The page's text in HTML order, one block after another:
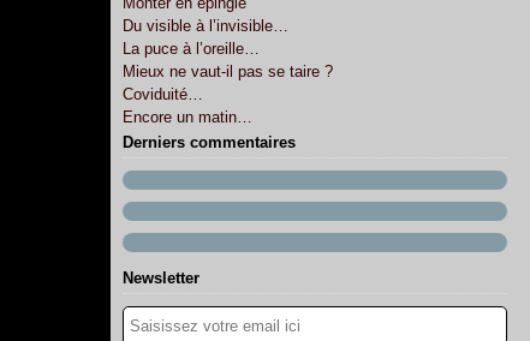
Du visible à l’invisible…
La puce à l’oreille…
Mieux ne vaut-il pas se taire ?
Coviduité…
Encore un matin…
Derniers commentaires
Newsletter